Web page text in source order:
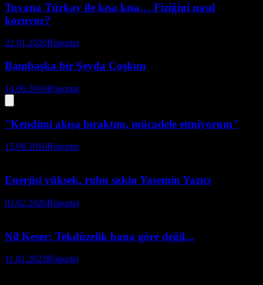
Tuvana Türkay ile kısa kısa… Fiziğini nasıl
koruyor?
22.01.2020Röportaj
Bambaşka bir Şeyda Coşkun
14.06.2016Röportaj
''Kendimi akışa bıraktım, mücadele etmiyorum''
15.08.2016Röportaj
Enerjisi yüksek, ruhu sakin Yasemin Yazıcı
03.02.2026Röportaj
Nil Keser: Tekdüzelik bana göre değil...
11.01.2023Röportaj